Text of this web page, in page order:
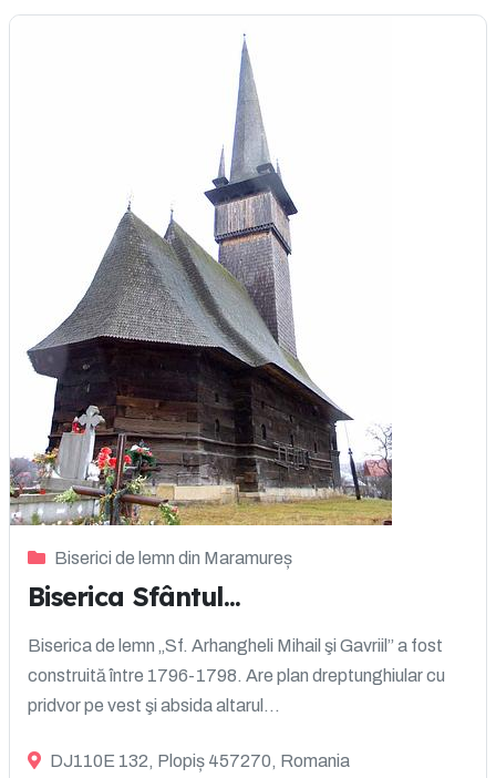
Biserici de lemn din Maramureș
Biserica Sfântul...
Biserica de lemn „Sf. Arhangheli Mihail şi Gavriil” a fost
construită între 1796-1798. Are plan dreptunghiular cu
pridvor pe vest şi absida altarul...
DJ110E 132, Plopiș 457270, Romania